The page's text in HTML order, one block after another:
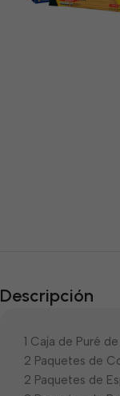
Descripción
1 Caja de Puré
2 Paquetes de
2 Paquetes de